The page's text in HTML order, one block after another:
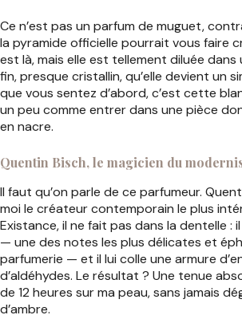
Ce n’est pas un parfum de muguet,
la pyramide officielle pourrait vous faire
est là, mais elle est tellement diluée
fin, presque cristallin, qu’elle devient un
que vous sentez d’abord, c’est cette
un peu comme entrer dans une pièce
en nacre.
Quentin Bisch, le magicien du
Il faut qu’on parle de ce parfumeur.
moi le créateur contemporain le plus
Existance, il ne fait pas dans la dentelle :
— une des notes les plus délicates et
parfumerie — et il lui colle une armure
d’aldéhydes. Le résultat ? Une tenue
de 12 heures sur ma peau, sans jamais
d’ambre.